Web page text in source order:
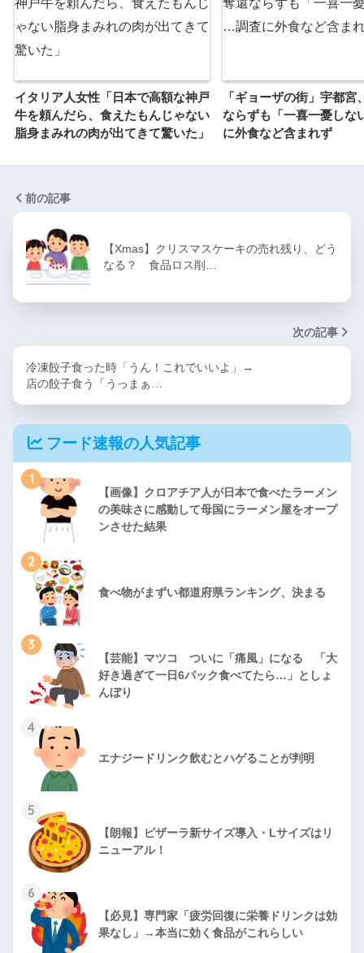
イタリア人女性「日本で高額な神戸
牛を頼んだら、食えたもんじゃない
脂身まみれの肉が出てきて驚いた」
「ギョーザの街」宇都宮
ならずも「一喜一憂しな
に外食など含まれず
前の記事
【Xmas】クリスマスケーキの売れ残り、どう
なる？ 食品ロス削…
次の記事
冷凍餃子食った時「うん！これでいいよ」→
店の餃子食う「うっまぁ…
フード速報の人気記事
1
【画像】クロアチア人が日本で食べたラーメン
の美味さに感動して母国にラーメン屋をオープ
ンさせた結果
2
食べ物がまずい都道府県ランキング、決まる
3
【芸能】マツコ ついに「痛風」になる 「大
好き過ぎて一日6パック食べてたら…」としょ
んぼり
4
エナジードリンク飲むとハゲることが判明
5
【朗報】ピザーラ新サイズ導入・Lサイズはリ
ニューアル！
6
【必見】専門家「疲労回復に栄養ドリンクは効
果なし」→本当に効く食品がこれらしい